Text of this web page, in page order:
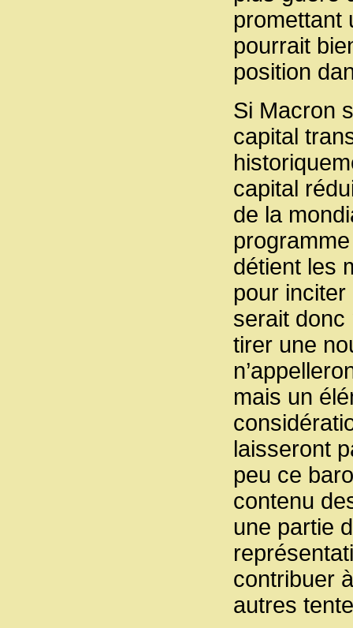
promettant
pourrait
position
Si Macron
capital
capital
de la
détient les
pour inciter
serait donc
tirer une
mais un
laisseront
peu ce
contenu
une partie
contribuer
autres